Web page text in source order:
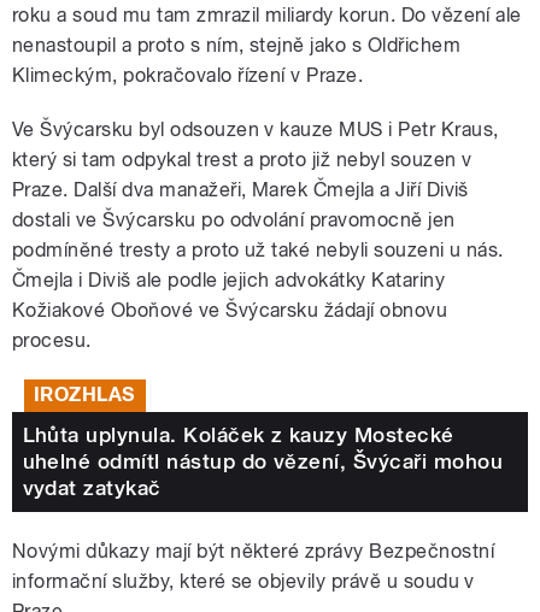
roku a soud mu tam zmrazil miliardy korun. Do vězení ale
nenastoupil a proto s ním, stejně jako s Oldřichem
Klimeckým, pokračovalo řízení v Praze.
Ve Švýcarsku byl odsouzen v kauze MUS i Petr Kraus,
který si tam odpykal trest a proto již nebyl souzen v
Praze. Další dva manažeři, Marek Čmejla a Jiří Diviš
dostali ve Švýcarsku po odvolání pravomocně jen
podmíněné tresty a proto už také nebyli souzeni u nás.
Čmejla i Diviš ale podle jejich advokátky Katariny
Kožiakové Oboňové ve Švýcarsku žádají obnovu
procesu.
IROZHLAS
Lhůta uplynula. Koláček z kauzy Mostecké
uhelné odmítl nástup do vězení, Švýcaři mohou
vydat zatykač
Novými důkazy mají být některé zprávy Bezpečnostní
informační služby, které se objevily právě u soudu v